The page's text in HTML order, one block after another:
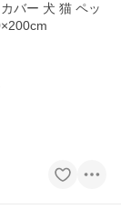
バー 犬 猫 ペッ